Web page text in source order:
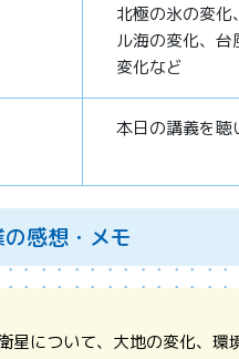
北極の氷の変
ル海の変化、
変化など
本日の講義を聴
の感想・メモ
星について、大地の変化、